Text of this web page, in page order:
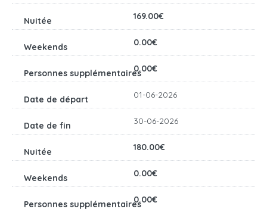
169.00€
0.00€
0.00€
01-06-2026
30-06-2026
180.00€
0.00€
0.00€